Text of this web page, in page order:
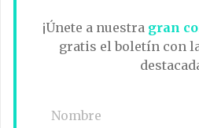
¡Únete a nuestra gran
gratis el boletín con